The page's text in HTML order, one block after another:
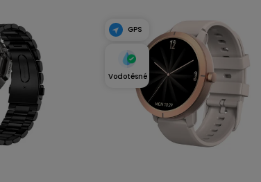
GPS
Vodotěsné